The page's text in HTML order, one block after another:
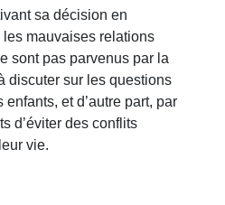
sa décision en
les mauvaises relations
sont pas parvenus par la
discuter sur les questions
et d’autre part, par
d’éviter des conflits
vie.